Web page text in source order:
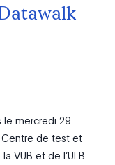
le mercredi 29
Centre de test et
VUB et de l’ULB